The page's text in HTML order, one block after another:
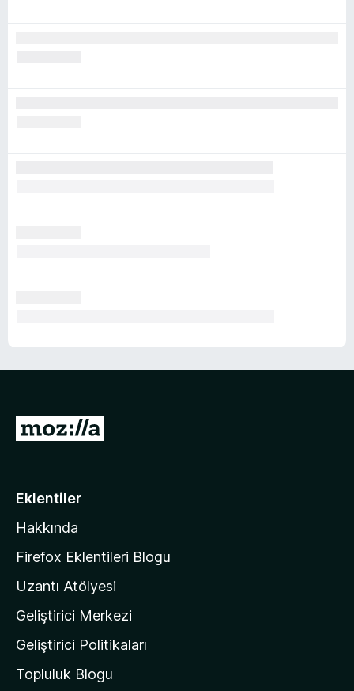
M
i
l
a
n
ı
n
n
Eklentiler
Hakkında
Firefox Eklentileri Blogu
Uzantı Atölyesi
Geliştirici Merkezi
Geliştirici Politikaları
Topluluk Blogu